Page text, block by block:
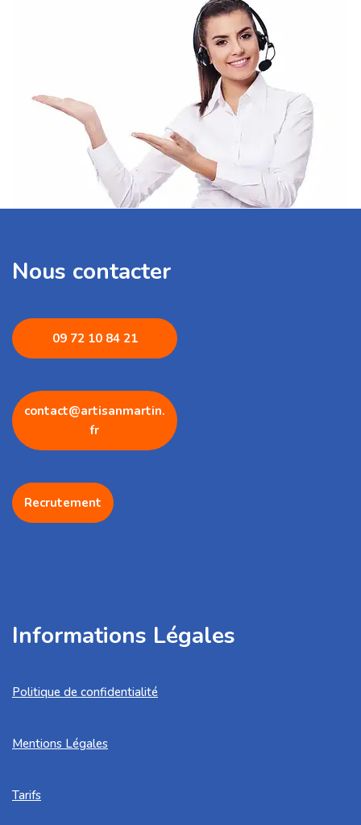
Nous contacter
09 72 10 84 21
contact@artisanmartin.
fr
Recrutement
Informations Légales
Politique de confidentialité
Mentions Légales
Tarifs